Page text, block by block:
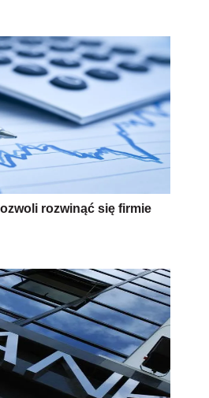
rozwinąć się firmie